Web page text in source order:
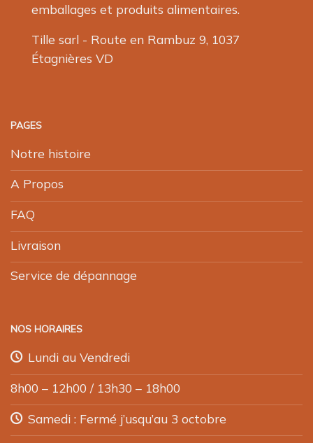
emballages et produits alimentaires.
Tille sarl - Route en Rambuz 9, 1037
Étagnières VD
PAGES
Notre histoire
A Propos
FAQ
Livraison
Service de dépannage
NOS HORAIRES
Lundi au Vendredi
8h00 – 12h00 / 13h30 – 18h00
Samedi : Fermé j’usqu’au 3 octobre